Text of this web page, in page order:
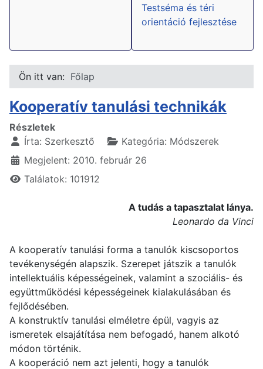
Testséma és téri
orientáció fejlesztése
Ön itt van: Főlap
Kooperatív tanulási technikák
Részletek
Írta: Szerkesztő Kategória: Módszerek
Megjelent: 2010. február 26
Találatok: 101912
A tudás a tapasztalat lánya.
Leonardo da Vinci
A kooperatív tanulási forma a tanulók kiscsoportos
tevékenységén alapszik. Szerepet játszik a tanulók
intellektuális képességeinek, valamint a szociális- és
együttműködési képességeinek kialakulásában és
fejlődésében.
A konstruktív tanulási elméletre épül, vagyis az
ismeretek elsajátítása nem befogadó, hanem alkotó
módon történik.
A kooperáció nem azt jelenti, hogy a tanulók